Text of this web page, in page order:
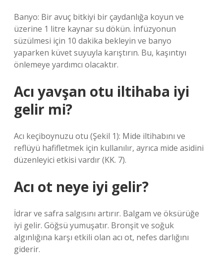
Banyo: Bir avuç bitkiyi bir çaydanlığa koyun ve
üzerine 1 litre kaynar su dökün. İnfüzyonun
süzülmesi için 10 dakika bekleyin ve banyo
yaparken küvet suyuyla karıştırın. Bu, kaşıntıyı
önlemeye yardımcı olacaktır.
Acı yavşan otu iltihaba iyi
gelir mi?
Acı keçiboynuzu otu (Şekil 1): Mide iltihabını ve
reflüyü hafifletmek için kullanılır, ayrıca mide asidini
düzenleyici etkisi vardır (KK. 7).
Acı ot neye iyi gelir?
İdrar ve safra salgısını artırır. Balgam ve öksürüğe
iyi gelir. Göğsü yumuşatır. Bronşit ve soğuk
algınlığına karşı etkili olan acı ot, nefes darlığını
giderir.